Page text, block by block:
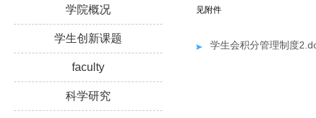
学院概况
学生创新课题
faculty
科学研究
见附件
学生会积分管理制度